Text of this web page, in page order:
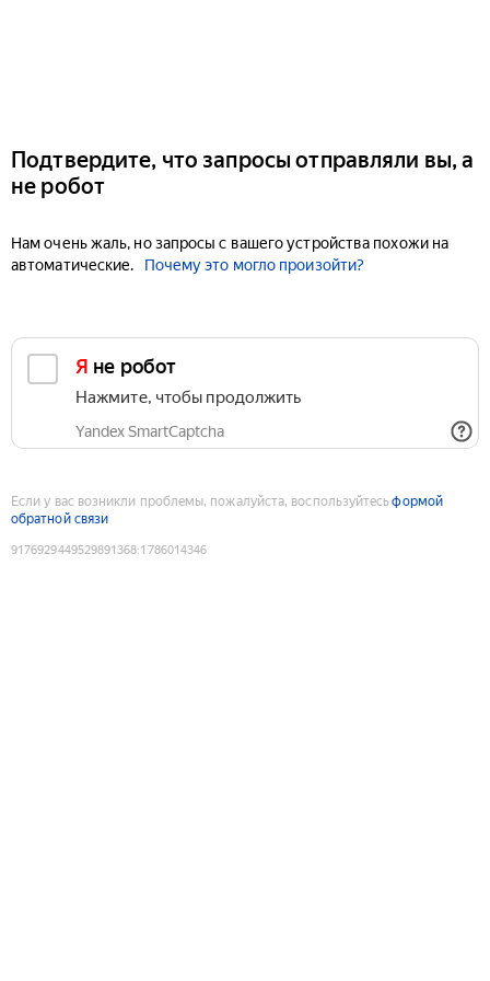
Подтвердите, что запросы отправляли вы, а
не робот
Нам очень жаль, но запросы с вашего устройства похожи на
автоматические.
Почему это могло произойти?
Я не робот
Нажмите, чтобы продолжить
Yandex SmartCaptcha
Если у вас возникли проблемы, пожалуйста, воспользуйтесьформой
обратной связи
9176929449529891368:1786014346